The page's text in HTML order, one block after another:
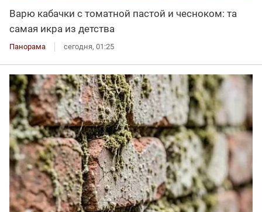
Варю кабачки с томатной пастой и чесноком: та
самая икра из детства
Панорама сегодня, 01:25